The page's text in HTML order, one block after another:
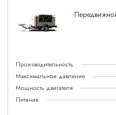
Производительность
Максимальное давление
Мощность двигателя
Питание